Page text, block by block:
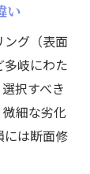
い
グ（表面
岐にわた
択すべき
細な劣化
には断面修